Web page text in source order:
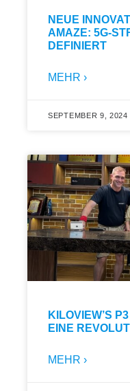
NEUE
AMAZE: 5G-
DEFINIERT
MEHR ›
SEPTEMBER 9, 2024
KILOVIEW’S
EINE
MEHR ›